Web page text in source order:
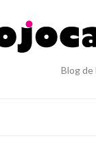
Blog de